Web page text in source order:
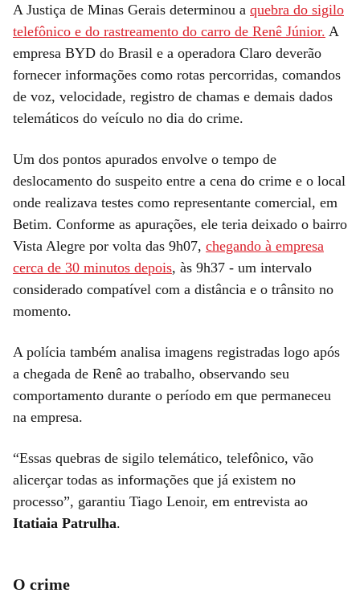
A Justiça de Minas Gerais determinou a quebra do sigilo
telefônico e do rastreamento do carro de Renê Júnior. A
empresa BYD do Brasil e a operadora Claro deverão
fornecer informações como rotas percorridas, comandos
de voz, velocidade, registro de chamas e demais dados
telemáticos do veículo no dia do crime.
Um dos pontos apurados envolve o tempo de
deslocamento do suspeito entre a cena do crime e o local
onde realizava testes como representante comercial, em
Betim. Conforme as apurações, ele teria deixado o bairro
Vista Alegre por volta das 9h07, chegando à empresa
cerca de 30 minutos depois, às 9h37 - um intervalo
considerado compatível com a distância e o trânsito no
momento.
A polícia também analisa imagens registradas logo após
a chegada de Renê ao trabalho, observando seu
comportamento durante o período em que permaneceu
na empresa.
“Essas quebras de sigilo telemático, telefônico, vão
alicerçar todas as informações que já existem no
processo”, garantiu Tiago Lenoir, em entrevista ao
Itatiaia Patrulha.
O crime